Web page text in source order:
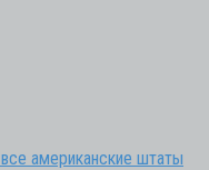
американские штаты